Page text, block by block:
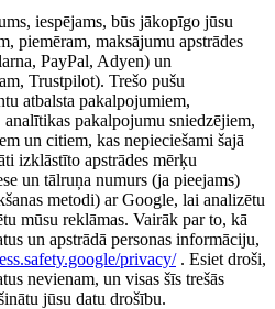
iespējams, būs jākopīgo jūsu
piemēram, maksājumu apstrādes
PayPal, Adyen) un
Trustpilot). Trešo pušu
atbalsta pakalpojumiem,
pakalpojumu sniedzējiem,
un citiem, kas nepieciešami šajā
izklāstīto apstrādes mērķu
un tālruņa numurs (ja pieejams)
metodi) ar Google, lai analizētu
mūsu reklāmas. Vairāk par to, kā
un apstrādā personas informāciju,
privacy/. Esiet droši,
nevienam, un visas šīs trešās
jūsu datu drošību.